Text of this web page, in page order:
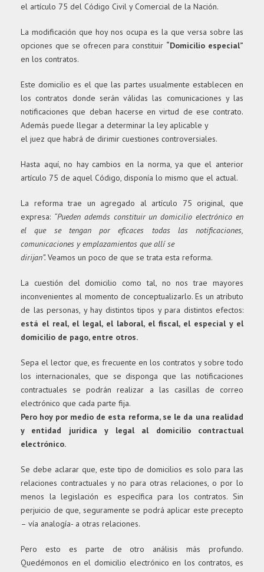
el artículo 75 del Código Civil y Comercial de la Nación.
La modificación que hoy nos ocupa es la que versa sobre las
opciones que se ofrecen para constituir “Domicilio especial”
en los contratos.
Este domicilio es el que las partes usualmente establecen en
los contratos donde serán válidas las comunicaciones y las
notificaciones que deban hacerse en virtud de ese contrato.
Además puede llegar a determinar la ley aplicable y
el juez que habrá de dirimir cuestiones controversiales.
Hasta aquí, no hay cambios en la norma, ya que el anterior
artículo 75 de aquel Código, disponía lo mismo que el actual.
La reforma trae un agregado al artículo 75 original, que
expresa: ​ “Pueden además constituir un domicilio electrónico en
el que se tengan por eficaces todas las notificaciones,
comunicaciones y emplazamientos que allí se
dirijan”.Veamos un poco de que se trata esta reforma.
La cuestión del domicilio como tal, no nos trae mayores
inconvenientes al momento de conceptualizarlo. Es un atributo
de las personas, y hay distintos tipos y para distintos efectos:
está el real, el legal, el laboral, el fiscal, el especial y el
domicilio de pago, entre otros.
Sepa el lector que, es frecuente en los contratos y sobre todo
los internacionales, que se disponga que las notificaciones
contractuales se podrán realizar a las casillas de correo
electrónico que cada parte fija.
Pero hoy por medio de esta reforma, se le da una realidad
y entidad jurídica y legal al domicilio contractual
electrónico.
Se debe aclarar que, este tipo de domicilios es solo para las
relaciones contractuales y no para otras relaciones, o por lo
menos la legislación es específica para los contratos. Sin
perjuicio de que, seguramente se podrá aplicar este precepto
– vía analogía- a otras relaciones.
Pero esto es parte de otro análisis más profundo.
Quedémonos en el domicilio electrónico en los contratos, es